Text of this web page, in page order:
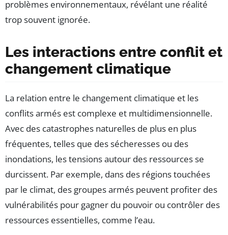
problèmes environnementaux, révélant une réalité
trop souvent ignorée.
Les interactions entre conflit et
changement climatique
La relation entre le changement climatique et les
conflits armés est complexe et multidimensionnelle.
Avec des catastrophes naturelles de plus en plus
fréquentes, telles que des sécheresses ou des
inondations, les tensions autour des ressources se
durcissent. Par exemple, dans des régions touchées
par le climat, des groupes armés peuvent profiter des
vulnérabilités pour gagner du pouvoir ou contrôler des
ressources essentielles, comme l’eau.